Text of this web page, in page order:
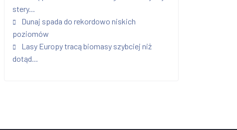
stery...
Dunaj spada do rekordowo niskich
poziomów
Lasy Europy tracą biomasy szybciej niż
dotąd...